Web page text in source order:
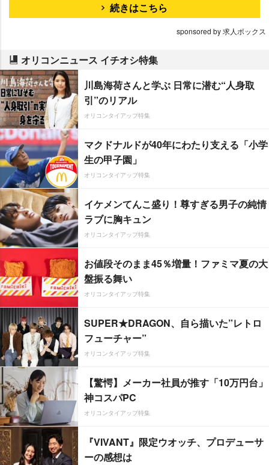
続きはこちら
sponsored by 求人ボックス
オリコンニュース イチオシ特集
川島海荷さんと学ぶ 日常に潜む“人身取
引”のリアル
オリコンタイアップ特集
マクドナルドが40年にわたり支える「小学
生の甲子園」
オリコンタイアップ特集
イケメンてんこ盛り！尊すぎる男子の純情
ラブに胸キュン
オリコンタイアップ特集
お値段そのまま45％増量！ファミマ夏の大
盤振る舞い
オリコンタイアップ特集
SUPER★DRAGON、自ら描いた”レトロ
フューチャー”
オリコンタイアップ特集
【驚愕】メーカー社員が推す「10万円台」
神コスパPC
オリコンタイアップ特集
『VIVANT』限定ウオッチ、プロデューサ
ーの感想は